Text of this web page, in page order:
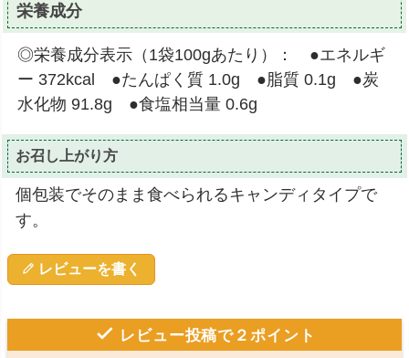
栄養成分
◎栄養成分表示（1袋100gあたり）： ●エネルギ
ー 372kcal ●たんぱく質 1.0g ●脂質 0.1g ●炭
水化物 91.8g ●食塩相当量 0.6g
お召し上がり方
個包装でそのまま食べられるキャンディタイプで
す。
レビューを書く
レビュー投稿で２ポイント